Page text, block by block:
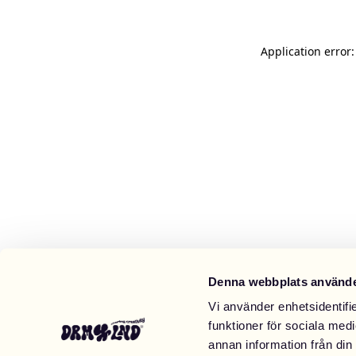
Denna webbplats
Vi använder
funktioner för sociala
annan information från
Application